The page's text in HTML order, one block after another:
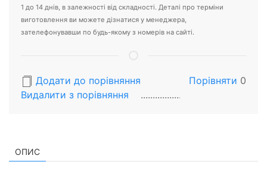
1 до 14 днів, в залежності від складності. Деталі про терміни
виготовлення ви можете дізнатися у менеджера,
зателефонувавши по будь-якому з номерів на сайті.
Додати до порівняння
Видалити з порiвняння
Порівняти 0
ОПИС